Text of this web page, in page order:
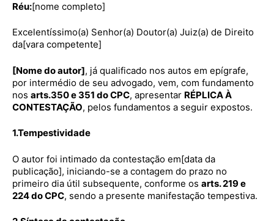
Réu:[nome completo]
Excelentíssimo(a) Senhor(a) Doutor(a) Juiz(a) de Direito
da[vara competente]
[Nome do autor], já qualificado nos autos em epígrafe,
por intermédio de seu advogado, vem, com fundamento
nos arts.350 e 351 do CPC, apresentar RÉPLICA À
CONTESTAÇÃO, pelos fundamentos a seguir expostos.
1.Tempestividade
O autor foi intimado da contestação em[data da
publicação], iniciando-se a contagem do prazo no
primeiro dia útil subsequente, conforme os arts. 219 e
224 do CPC, sendo a presente manifestação tempestiva.